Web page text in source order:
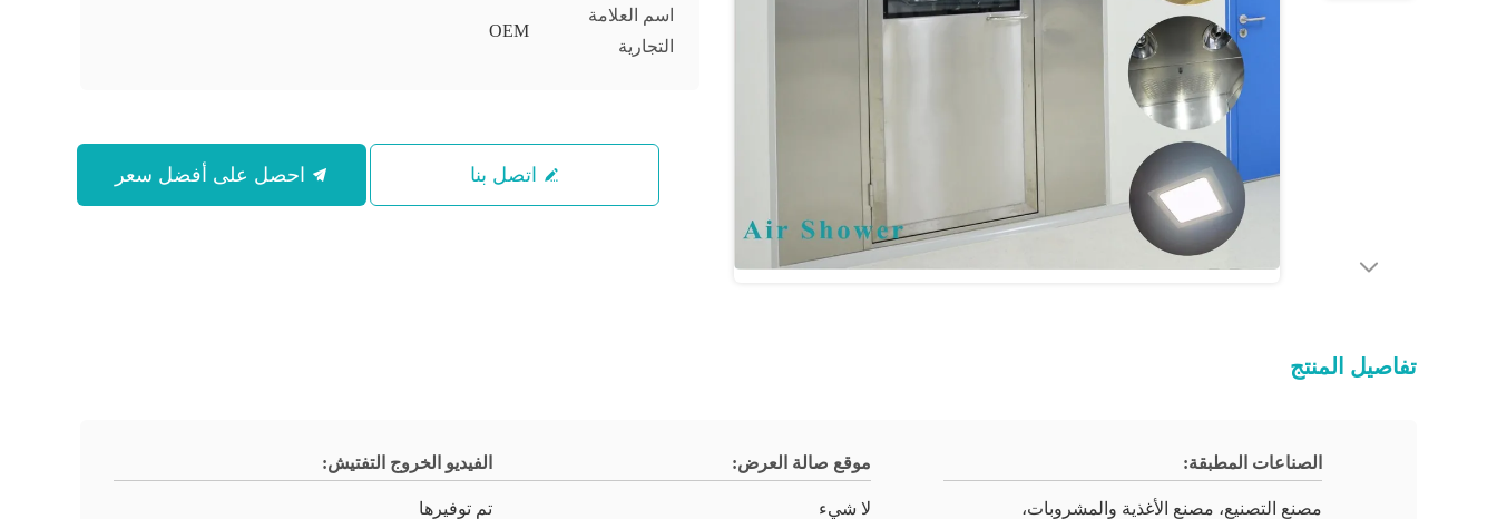
اسم العلامة
التجارية
OEM
اتصل بنا
تفاصيل المنتج
الصناعات المطبقة:
مصنع التصنيع، مصنع الأغذية والمشروبات،
موقع صالة العرض:
لا شيء
الفيديو الخروج التفتيش:
تم توفيرها